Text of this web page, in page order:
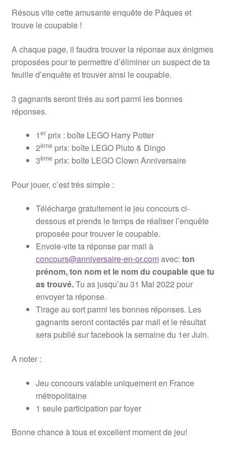
Résous vite cette amusante enquête de Pâques et
trouve le coupable !
A chaque page, il faudra trouver la réponse aux énigmes
proposées pour te permettre d’éliminer un suspect de ta
feuille d’enquête et trouver ainsi le coupable.
3 gagnants seront tirés au sort parmi les bonnes
réponses.
1erprix : boîte LEGO Harry Potter
2ème prix: boîte LEGO Pluto & Dingo
3ème prix: boîte LEGO Clown Anniversaire
Pour jouer, c’est très simple :
Télécharge gratuitement le jeu concours ci-
dessous et prends le temps de réaliser l’enquête
proposée pour trouver le coupable.
Envoie-vite ta réponse par mail à
concours@anniversaire-en-or.comavec: ton
prénom, ton nom et le nom du coupable que tu
as trouvé.Tu as jusqu’au 31 Mai 2022 pour
envoyer ta réponse.
Tirage au sort parmi les bonnes réponses. Les
gagnants seront contactés par mail et le résultat
sera publié sur facebook la semaine du 1er Juin.
A noter :
Jeu concours valable uniquement en France
métropolitaine
1 seule participation par foyer
Bonne chance à tous et excellent moment de jeu!